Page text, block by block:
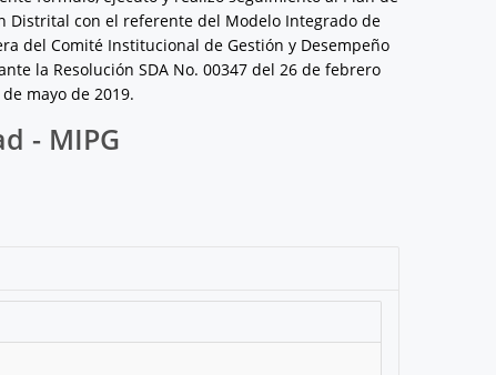
Distrital con el referente del Modelo Integrado de
del Comité Institucional de Gestión y Desempeño
la Resolución SDA No. 00347 del 26 de febrero
mayo de 2019.
- MIPG